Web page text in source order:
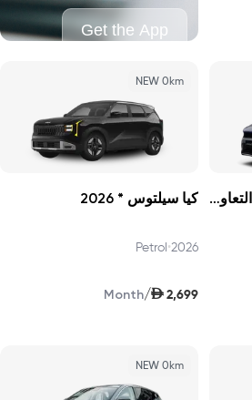
Get the App
لينك اند كو 01 دول مجلس التعاون الخليجي بصوت أعلى برو 2025
NEW 0km
كيا سيلتوس * 2026
2026
•
Petrol
AED 2,699
/
Month
NEW 0km